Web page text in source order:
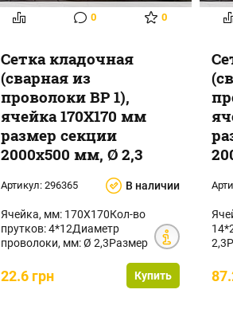
0 0
Сетка кладочная
(сварная из
проволоки ВР 1),
ячейка 170Х170 мм
размер секции
2000х500 мм, Ø 2,3
Артикул: 296365 В наличии
Ячейка, мм: 170Х170Кол-во
прутков: 4*12Диаметр
проволоки, мм: Ø 2,3Размер
22.6 грн Купить